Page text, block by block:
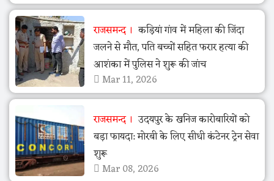
राजसमन्द
कड़ियां गांव में महिला की जिंदा
जलने से मौत, पति बच्चों सहित फरार हत्या की
आशंका में पुलिस ने शुरू की जांच
Mar 11, 2026
राजसमन्द
उदयपुर के खनिज कारोबारियों को
बड़ा फायदा: मोरबी के लिए सीधी कंटेनर ट्रेन सेवा
शुरू
Mar 08, 2026